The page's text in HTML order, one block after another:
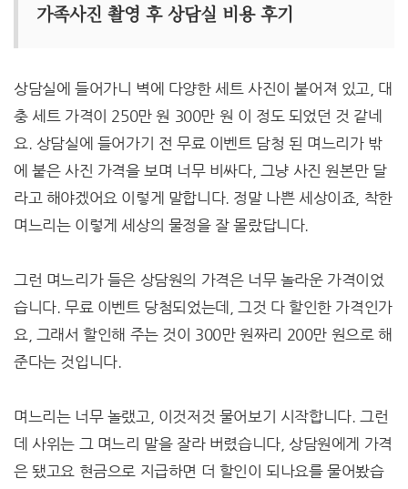
가족사진 촬영 후 상담실 비용 후기
상담실에 들어가니 벽에 다양한 세트 사진이 붙어져 있고, 대
충 세트 가격이 250만 원 300만 원 이 정도 되었던 것 같네
요. 상담실에 들어가기 전 무료 이벤트 담청 된 며느리가 밖
에 붙은 사진 가격을 보며 너무 비싸다, 그냥 사진 원본만 달
라고 해야겠어요 이렇게 말합니다. 정말 나쁜 세상이죠, 착한
며느리는 이렇게 세상의 물정을 잘 몰랐답니다.
그런 며느리가 들은 상담원의 가격은 너무 놀라운 가격이었
습니다. 무료 이벤트 당첨되었는데, 그것 다 할인한 가격인가
요, 그래서 할인해 주는 것이 300만 원짜리 200만 원으로 해
준다는 것입니다.
며느리는 너무 놀랬고, 이것저것 물어보기 시작합니다. 그런
데 사위는 그 며느리 말을 잘라 버렸습니다, 상담원에게 가격
은 됐고요 현금으로 지급하면 더 할인이 되나요를 물어봤습